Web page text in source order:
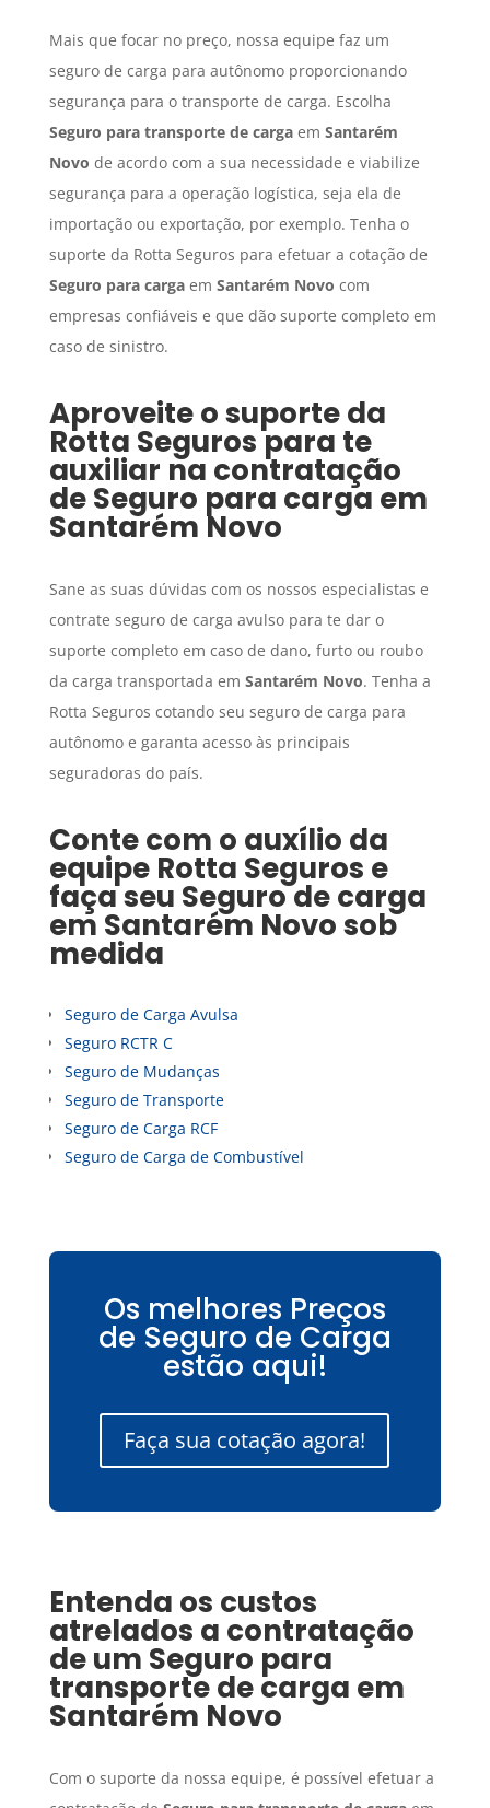
Mais que focar no preço, nossa equipe faz um
seguro de carga para autônomo proporcionando
segurança para o transporte de carga. Escolha
Seguro para transporte de cargaem Santarém
Novo de acordo com a sua necessidade e viabilize
segurança para a operação logística, seja ela de
importação ou exportação, por exemplo. Tenha o
suporte da Rotta Seguros para efetuar a cotação de
Seguro para cargaem Santarém Novo com
empresas confiáveis e que dão suporte completo em
caso de sinistro.
Aproveite o suporte da
Rotta Seguros para te
auxiliar na contratação
deSeguro para carga em
Santarém Novo
Sane as suas dúvidas com os nossos especialistas e
contrate seguro de carga avulso para te dar o
suporte completo em caso de dano, furto ou roubo
da carga transportada em Santarém Novo. Tenha a
Rotta Seguros cotando seu seguro de carga para
autônomo e garanta acesso às principais
seguradoras do país.
Conte com o auxílio da
equipe Rotta Seguros e
faça seu Seguro de carga
em Santarém Novosob
medida
Seguro de Carga Avulsa
Seguro RCTR C
Seguro de Mudanças
Seguro de Transporte
Seguro de Carga RCF
Seguro de Carga de Combustível
Os melhores Preços
de Seguro de Carga
estão aqui!
Faça sua cotação agora!
Entenda os custos
atrelados a contratação
de um Seguro para
transporte de carga em
Santarém Novo
Com o suporte da nossa equipe, é possível efetuar a